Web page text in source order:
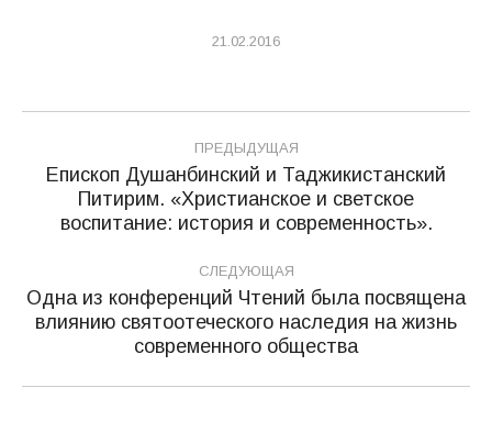
21.02.2016
Навигация
по
записям
ПРЕДЫДУЩАЯ
Предыдущая
запись:
Епископ Душанбинский и Таджикистанский
Питирим. «Христианское и светское
воспитание: история и современность».
СЛЕДУЮЩАЯ
Следующая
запись:
Одна из конференций Чтений была посвящена
влиянию святоотеческого наследия на жизнь
современного общества